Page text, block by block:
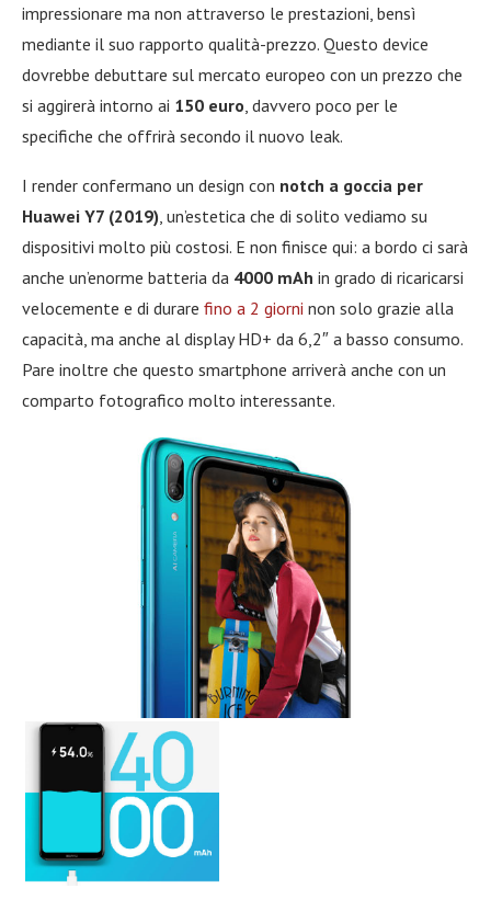
impressionare ma non attraverso le prestazioni, bensì
mediante il suo rapporto qualità-prezzo. Questo device
dovrebbe debuttare sul mercato europeo con un prezzo che
si aggirerà intorno ai 150 euro , davvero poco per le
specifiche che offrirà secondo il nuovo leak.
I render confermano un design con notch a goccia per
Huawei Y7 (2019) , un’estetica che di solito vediamo su
dispositivi molto più costosi. E non finisce qui: a bordo ci sarà
anche un’enorme batteria da 4000 mAh in grado di ricaricarsi
velocemente e di durare fino a 2 giorni non solo grazie alla
capacità, ma anche al display HD+ da 6,2″ a basso consumo.
Pare inoltre che questo smartphone arriverà anche con un
comparto fotografico molto interessante.